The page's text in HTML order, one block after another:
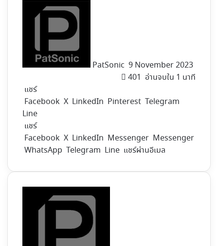
PatSonic 9 November 2023
401 อ่านจบใน 1 นาที
แชร์
Facebook X LinkedIn Pinterest Telegram
Line
แชร์
Facebook X LinkedIn Messenger Messenger
WhatsApp Telegram Line แชร์ผ่านอีเมล